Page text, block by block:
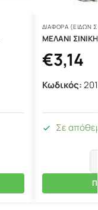
ΔΙΆΦΟΡΑ (ΕΙΔΏΝ
ΜΕΛΑΝΙ
€3,14
Κωδικός:
Σε